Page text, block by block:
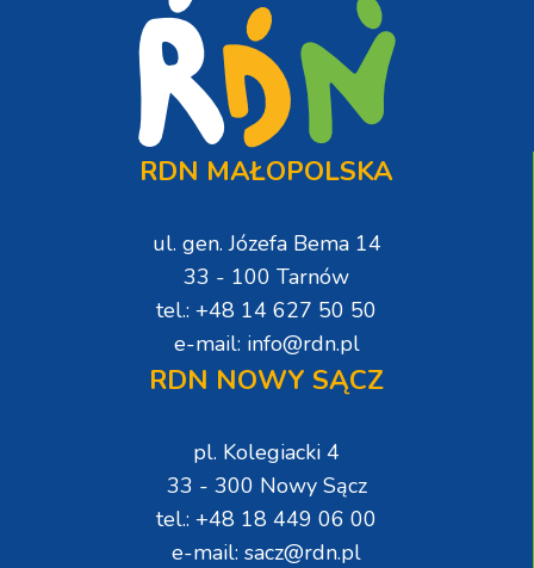
RDN MAŁOPOLSKA
ul. gen. Józefa Bema 14
33 - 100 Tarnów
tel.: +48 14 627 50 50
e-mail: info@rdn.pl
RDN NOWY SĄCZ
pl. Kolegiacki 4
33 - 300 Nowy Sącz
tel.: +48 18 449 06 00
e-mail: sacz@rdn.pl